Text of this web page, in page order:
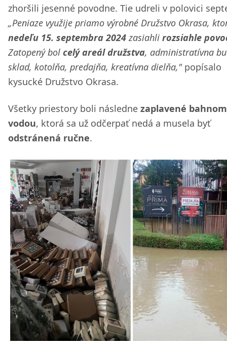
zhoršili jesenné povodne. Tie udreli v polovici
„Peniaze využije priamo výrobné Družstvo Okrasa,
nedeľu 15. septembra 2024zasiahli rozsiahle
Zatopený bol celý areál družstva, administratívna
sklad, kotolňa, predajňa, kreatívna dielňa,"popísalo
kysucké Družstvo Okrasa.
Všetky priestory boli následne zaplavené
vodou, ktorá sa už odčerpať nedá a musela byť
odstránená ručne.